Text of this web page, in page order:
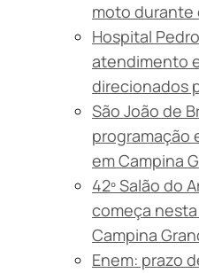
moto durante
Hospital
atendimento
direcionados
São João de
programação
em Campina
42º Salão do
começa
Campina
Enem: prazo